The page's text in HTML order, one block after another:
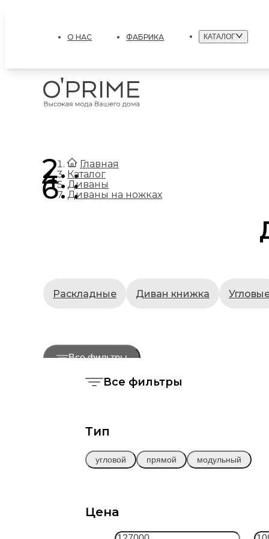
О НАС ФАБРИКА КАТАЛОГ
Главная
.
Каталог
.
Диваны
.
Диваны на ножках
Раскладные Диван книжка
Все фильтры
Все фильтры
Тип
угловой прямой модульный
Цена